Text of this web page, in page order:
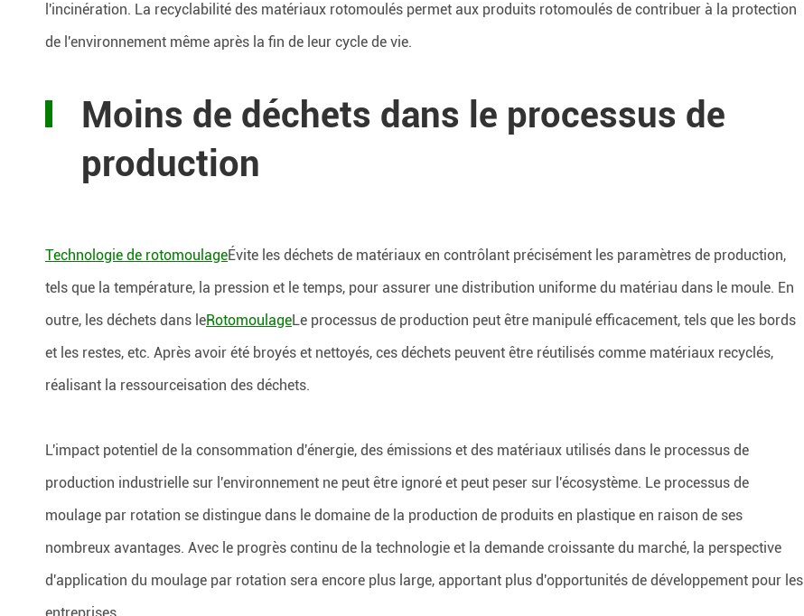
l'incinération. La recyclabilité des matériaux rotomoulés permet aux produits rotomoulés de contribuer à la protection
de l'environnement même après la fin de leur cycle de vie.
Moins de déchets dans le processus de
production
Technologie de rotomoulageÉvite les déchets de matériaux en contrôlant précisément les paramètres de production,
tels que la température, la pression et le temps, pour assurer une distribution uniforme du matériau dans le moule. En
outre, les déchets dans leRotomoulageLe processus de production peut être manipulé efficacement, tels que les bords
et les restes, etc. Après avoir été broyés et nettoyés, ces déchets peuvent être réutilisés comme matériaux recyclés,
réalisant la ressourceisation des déchets.
L'impact potentiel de la consommation d'énergie, des émissions et des matériaux utilisés dans le processus de
production industrielle sur l'environnement ne peut être ignoré et peut peser sur l'écosystème. Le processus de
moulage par rotation se distingue dans le domaine de la production de produits en plastique en raison de ses
nombreux avantages. Avec le progrès continu de la technologie et la demande croissante du marché, la perspective
d'application du moulage par rotation sera encore plus large, apportant plus d'opportunités de développement pour les